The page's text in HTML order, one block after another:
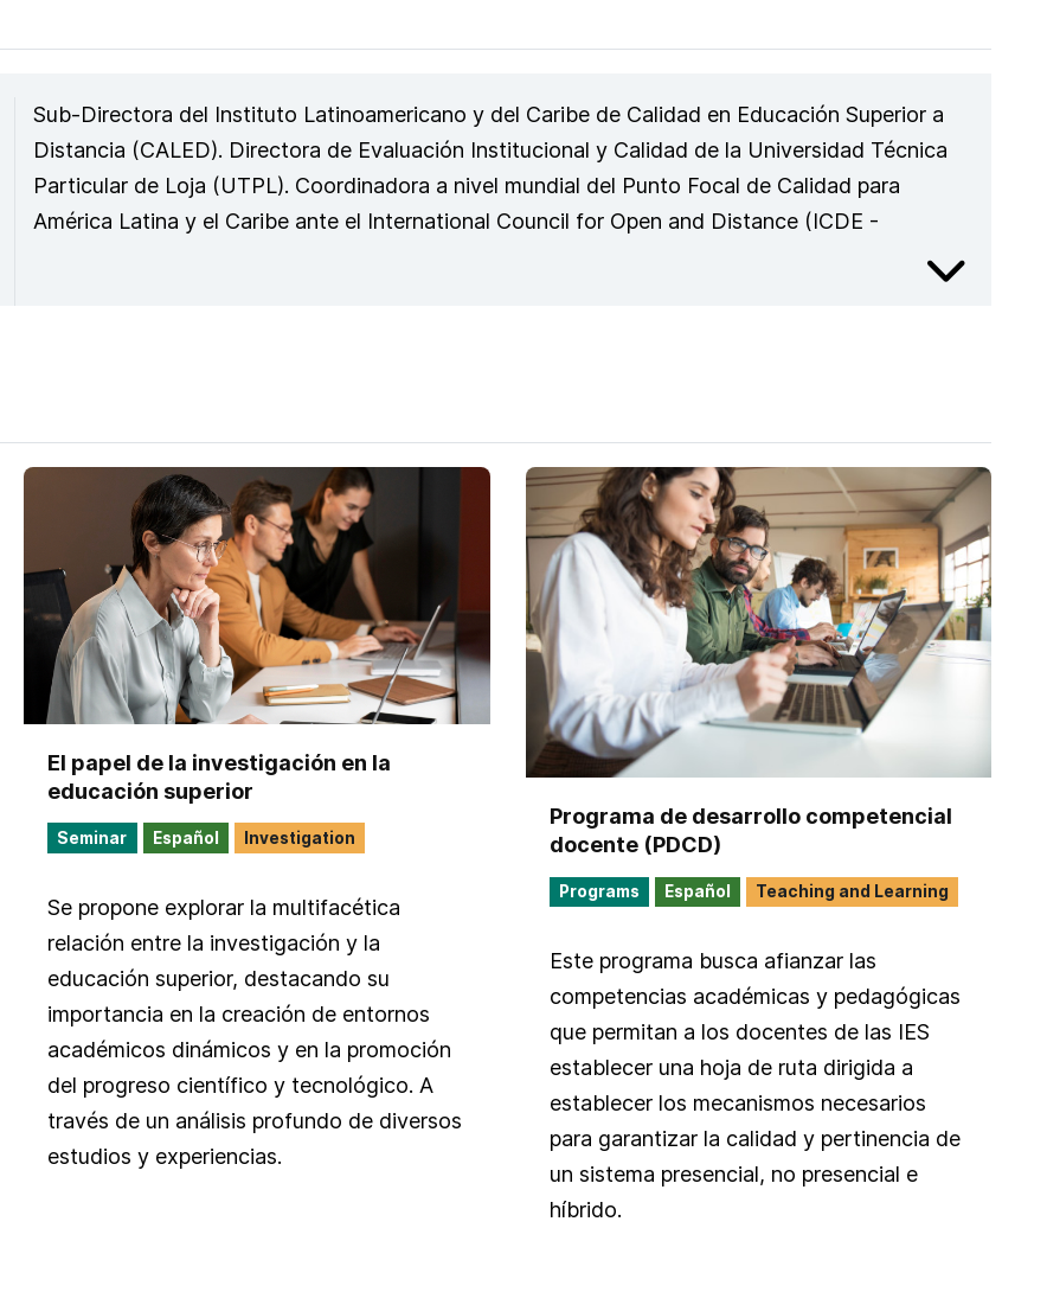
Sub-Directora del Instituto Latinoamericano y del Caribe de Calidad en Educación Superior a
Distancia (CALED). Directora de Evaluación Institucional y Calidad de la Universidad Técnica
Particular de Loja (UTPL). Coordinadora a nivel mundial del Punto Focal de Calidad para
América Latina y el Caribe ante el International Council for Open and Distance (ICDE -
Noruega). Coordinadora Académica de UNESCO – IESALC en el Programa de Apoyo al Diseño
El papel de la investigación en la
educación superior
Seminar Español Investigation
Se propone explorar la multifacética
relación entre la investigación y la
educación superior, destacando su
importancia en la creación de entornos
académicos dinámicos y en la promoción
del progreso científico y tecnológico. A
través de un análisis profundo de diversos
estudios y experiencias.
Programa de desarrollo competencial
docente (PDCD)
Programs Español Teaching and Learning
Este programa busca afianzar las
competencias académicas y pedagógicas
que permitan a los docentes de las IES
establecer una hoja de ruta dirigida a
establecer los mecanismos necesarios
para garantizar la calidad y pertinencia de
un sistema presencial, no presencial e
híbrido.